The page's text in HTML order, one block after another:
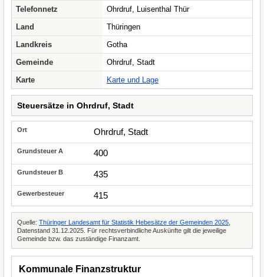
Telefonnetz
Ohrdruf, Luisenthal Thür
Land
Thüringen
Landkreis
Gotha
Gemeinde
Ohrdruf, Stadt
Karte
Karte und Lage
Steuersätze in Ohrdruf, Stadt
Ohrdruf, Stadt
400
435
415
Quelle: Thüringer Landesamt für Statistik Hebesätze der Gemeinden 2025
Datenstand 31.12.2025. Für rechtsverbindliche Auskünfte gilt die jeweilige
Gemeinde bzw. das zuständige Finanzamt.
Kommunale Finanzstruktur